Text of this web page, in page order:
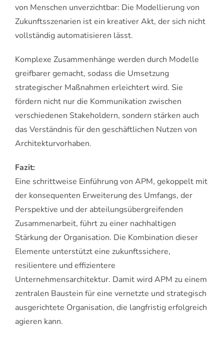
von Menschen unverzichtbar: Die Modellierung von
Zukunftsszenarien ist ein kreativer Akt, der sich nicht
vollständig automatisieren lässt.
Komplexe Zusammenhänge werden durch Modelle
greifbarer gemacht, sodass die Umsetzung
strategischer Maßnahmen erleichtert wird. Sie
fördern nicht nur die Kommunikation zwischen
verschiedenen Stakeholdern, sondern stärken auch
das Verständnis für den geschäftlichen Nutzen von
Architekturvorhaben.
Fazit:
Eine schrittweise Einführung von APM, gekoppelt mit
der konsequenten Erweiterung des Umfangs, der
Perspektive und der abteilungsübergreifenden
Zusammenarbeit, führt zu einer nachhaltigen
Stärkung der Organisation. Die Kombination dieser
Elemente unterstützt eine zukunftssichere,
resilientere und effizientere
Unternehmensarchitektur. Damit wird APM zu einem
zentralen Baustein für eine vernetzte und strategisch
ausgerichtete Organisation, die langfristig erfolgreich
agieren kann.